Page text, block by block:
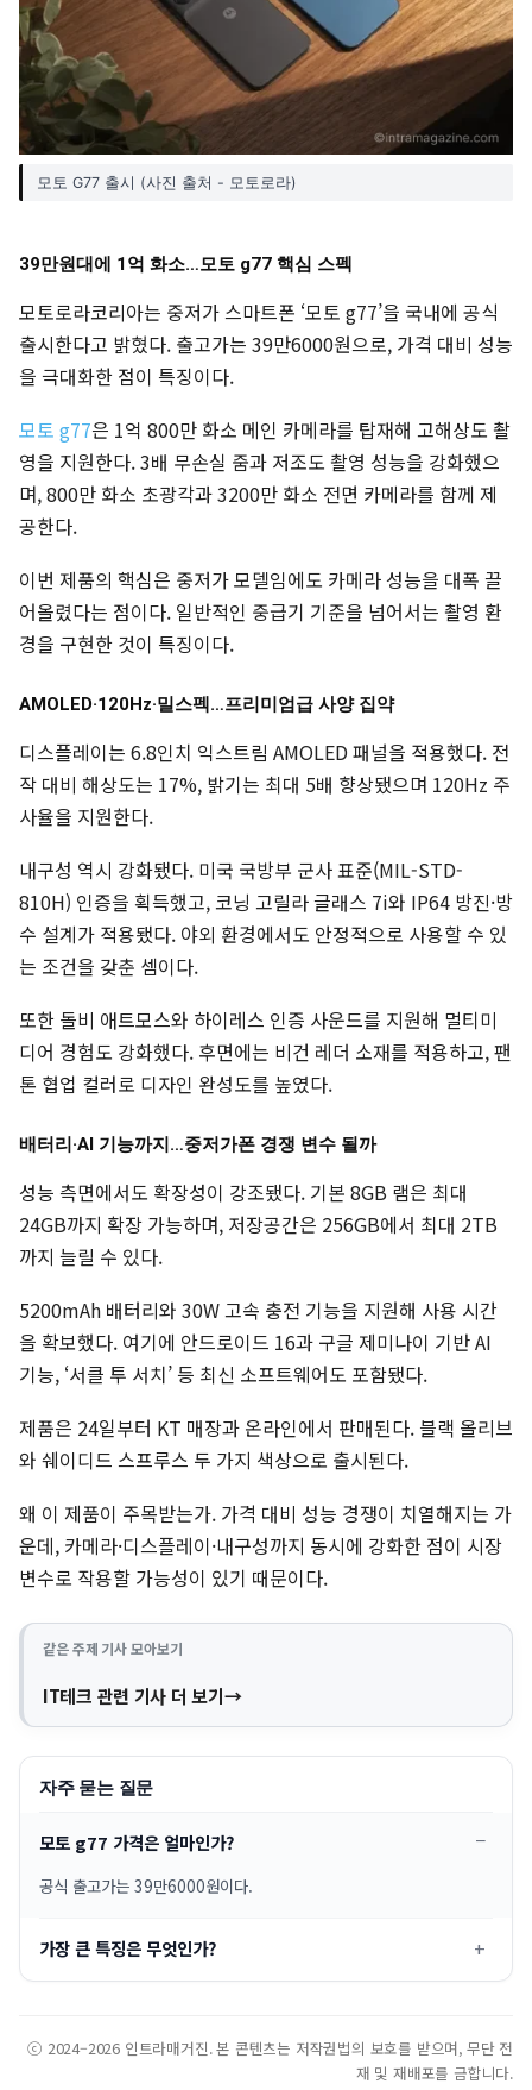
모토 G77 출시 (사진 출처 - 모토로라)
39만원대에 1억 화소…모토 g77 핵심 스펙
모토로라코리아는 중저가 스마트폰 ‘모토 g77’을 국내에 공식
출시한다고 밝혔다. 출고가는 39만6000원으로, 가격 대비 성능
을 극대화한 점이 특징이다.
모토 g77은 1억 800만 화소 메인 카메라를 탑재해 고해상도 촬
영을 지원한다. 3배 무손실 줌과 저조도 촬영 성능을 강화했으
며, 800만 화소 초광각과 3200만 화소 전면 카메라를 함께 제
공한다.
이번 제품의 핵심은 중저가 모델임에도 카메라 성능을 대폭 끌
어올렸다는 점이다. 일반적인 중급기 기준을 넘어서는 촬영 환
경을 구현한 것이 특징이다.
AMOLED·120Hz·밀스펙…프리미엄급 사양 집약
디스플레이는 6.8인치 익스트림 AMOLED 패널을 적용했다. 전
작 대비 해상도는 17%, 밝기는 최대 5배 향상됐으며 120Hz 주
사율을 지원한다.
내구성 역시 강화됐다. 미국 국방부 군사 표준(MIL-STD-
810H) 인증을 획득했고, 코닝 고릴라 글래스 7i와 IP64 방진·방
수 설계가 적용됐다. 야외 환경에서도 안정적으로 사용할 수 있
는 조건을 갖춘 셈이다.
또한 돌비 애트모스와 하이레스 인증 사운드를 지원해 멀티미
디어 경험도 강화했다. 후면에는 비건 레더 소재를 적용하고, 팬
톤 협업 컬러로 디자인 완성도를 높였다.
배터리·AI 기능까지…중저가폰 경쟁 변수 될까
성능 측면에서도 확장성이 강조됐다. 기본 8GB 램은 최대
24GB까지 확장 가능하며, 저장공간은 256GB에서 최대 2TB
까지 늘릴 수 있다.
5200mAh 배터리와 30W 고속 충전 기능을 지원해 사용 시간
을 확보했다. 여기에 안드로이드 16과 구글 제미나이 기반 AI
기능, ‘서클 투 서치’ 등 최신 소프트웨어도 포함됐다.
제품은 24일부터 KT 매장과 온라인에서 판매된다. 블랙 올리브
와 쉐이디드 스프루스 두 가지 색상으로 출시된다.
왜 이 제품이 주목받는가. 가격 대비 성능 경쟁이 치열해지는 가
운데, 카메라·디스플레이·내구성까지 동시에 강화한 점이 시장
변수로 작용할 가능성이 있기 때문이다.
같은 주제 기사 모아보기
IT테크 관련 기사 더 보기
자주 묻는 질문
모토 g77 가격은 얼마인가?
공식 출고가는 39만6000원이다.
가장 큰 특징은 무엇인가?
ⓒ 2024–2026 인트라매거진. 본 콘텐츠는 저작권법의 보호를 받으며, 무단 전
재 및 재배포를 금합니다.